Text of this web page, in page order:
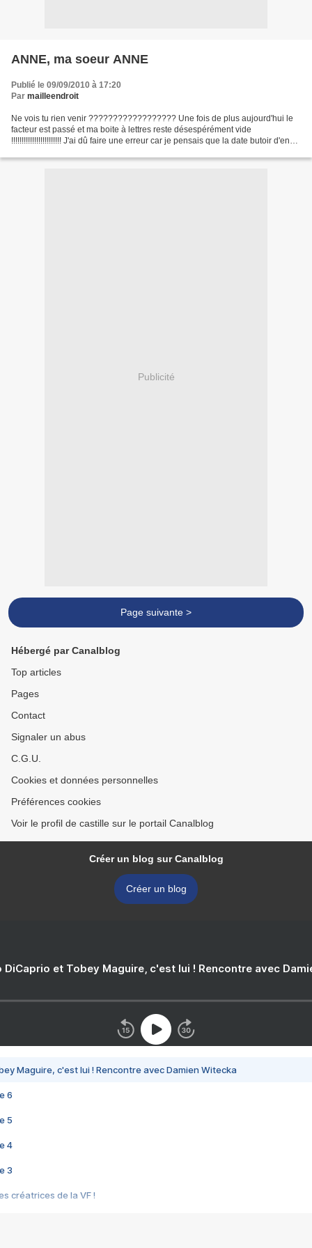
ANNE, ma soeur ANNE
Publié le 09/09/2010 à 17:20
Par mailleendroit
Ne vois tu rien venir ?????????????????? Une fois de plus aujourd'hui le
facteur est passé et ma boite à lettres reste désespérément vide
!!!!!!!!!!!!!!!!!!!!!!!! J'ai dû faire une erreur car je pensais que la date butoir d'envoi
Publicité
Page suivante >
Hébergé par Canalblog
Top articles
Pages
Contact
Signaler un abus
C.G.U.
Cookies et données personnelles
Préférences cookies
Voir le profil de castille sur le portail Canalblog
Créer un blog sur Canalblog
Créer un blog
DiCaprio et Tobey Maguire, c'est lui ! Rencontre avec
Maguire, c'est lui ! Rencontre avec Damien Witecka
6
5
4
3
créatrices de la VF !